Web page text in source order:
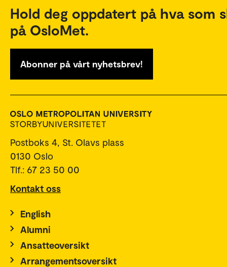
Hold deg oppdatert på hva som
på OsloMet.
Abonner på vårt nyhetsbrev!
Postboks 4, St. Olavs plass
0130 Oslo
Tlf.: 67 23 50 00
Kontakt oss
English
Alumni
Ansatteoversikt
Arrangementsoversikt